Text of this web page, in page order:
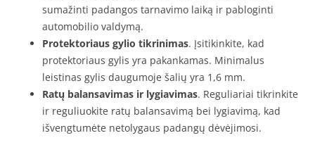
sumažinti padangos tarnavimo laiką ir pabloginti
automobilio valdymą.
Protektoriaus gylio tikrinimas. Įsitikinkite, kad
protektoriaus gylis yra pakankamas. Minimalus
leistinas gylis daugumoje šalių yra 1,6 mm.
Ratų balansavimas ir lygiavimas. Reguliariai tikrinkite
ir reguliuokite ratų balansavimą bei lygiavimą, kad
išvengtumėte netolygaus padangų dėvėjimosi.